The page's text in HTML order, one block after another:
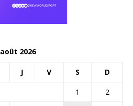
août 2026
J V S D
1
2